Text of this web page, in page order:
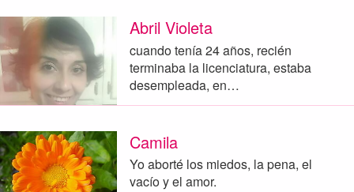
Abril Violeta
cuando tenía 24 años, recién
terminaba la licenciatura, estaba
desempleada, en…
Camila
Yo aborté los miedos, la pena, el
vacío y el amor.